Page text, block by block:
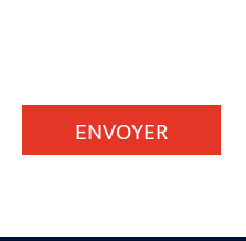
ENVOYER